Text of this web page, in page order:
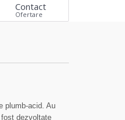
Contact
Ofertare
plumb-acid. Au
dezvoltate